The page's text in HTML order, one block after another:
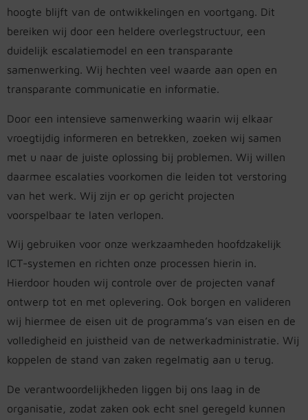
hoogte blijft van de ontwikkelingen en voortgang. Dit
bereiken wij door een heldere overlegstructuur, een
duidelijk escalatiemodel en een transparante
samenwerking. Wij hechten veel waarde aan open en
transparante communicatie en informatie.
Door een intensieve samenwerking waarin wij elkaar
vroegtijdig informeren en betrekken, zoeken wij samen
met u naar de juiste oplossing bij problemen. Wij willen
daarmee escalaties voorkomen die leiden tot verstoring
van het werk. Wij zijn er op gericht projecten
voorspelbaar te laten verlopen.
Wij gebruiken voor onze werkzaamheden hoofdzakelijk
ICT-systemen en richten onze processen hierin in.
Hierdoor houden wij controle over de projecten vanaf
ontwerp tot en met oplevering. Ook borgen en valideren
wij hiermee de eisen uit de programma’s van eisen en de
volledigheid en juistheid van de netwerkadministratie. Wij
koppelen de stand van zaken regelmatig aan u terug.
De verantwoordelijkheden liggen bij ons laag in de
organisatie, zodat zaken ook echt snel geregeld kunnen